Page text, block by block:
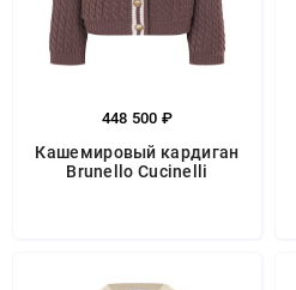
448 500 ₽
Кашемировый кардиган
Brunello Cucinelli